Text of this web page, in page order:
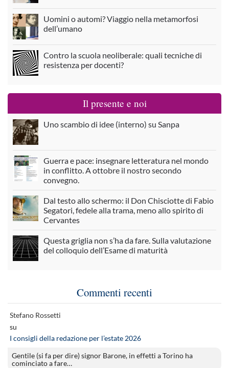
Uomini o automi? Viaggio nella metamorfosi
dell’umano
Contro la scuola neoliberale: quali tecniche di
resistenza per docenti?
Il presente e noi
Uno scambio di idee (interno) su Sanpa
Guerra e pace: insegnare letteratura nel mondo
in conflitto. A ottobre il nostro secondo
convegno.
Dal testo allo schermo: il Don Chisciotte di Fabio
Segatori, fedele alla trama, meno allo spirito di
Cervantes
Questa griglia non s’ha da fare. Sulla valutazione
del colloquio dell’Esame di maturità
Commenti recenti
Stefano Rossetti
su
I consigli della redazione per l’estate 2026
Gentile (si fa per dire) signor Barone, in effetti a Torino ha
cominciato a fare…